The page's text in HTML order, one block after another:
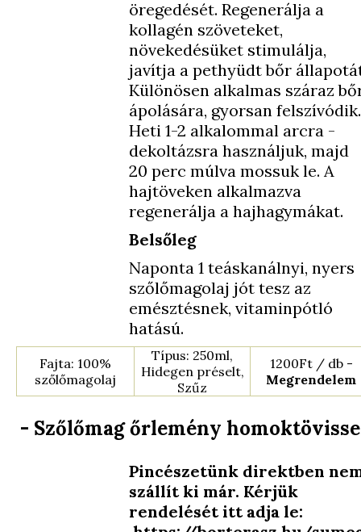
öregedését. Regenerálja a
kollagén szöveteket,
növekedésüket stimulálja,
javítja a pethyüdt bőr
Különösen alkalmas száraz
ápolására, gyorsan felszívódik.
Heti 1-2 alkalommal arcra -
dekoltázsra használjuk, majd
20 perc múlva mossuk le. A
hajtöveken alkalmazva
regenerálja a hajhagymákat.
Belsőleg
Naponta 1 teáskanálnyi, nyers
szőlőmagolaj jót tesz az
emésztésnek, vitaminpótló
hatású.
Fajta: 100%
szőlőmagolaj
Típus: 250ml,
Hidegen préselt,
Szűz
1200Ft / db -
Megrendelem
- Szőlőmag őrlemény
Pincészetünk direktben
szállít ki már. Kérjük
rendelését itt adja le: